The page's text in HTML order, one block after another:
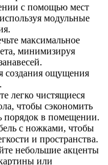
с помощью мест
модульные
максимальное
минимизируя
создания ощущения
легко чистящиеся
чтобы сэкономить
порядок в помещении.
с ножками, чтобы
и пространства.
небольшие акценты
или